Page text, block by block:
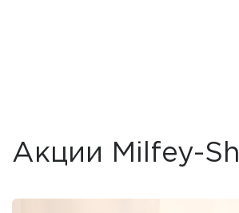
Акции Milfey-